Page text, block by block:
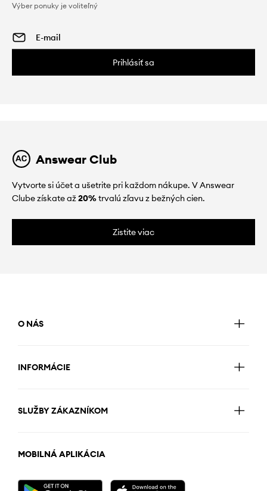
Výber ponuky je voliteľný
Prihlásiť sa
Answear Club
Vytvorte si účet a ušetrite pri každom nákupe. V Answear
Clube získate až20%trvalú zľavu z bežných cien.
Zistite viac
O NÁS
INFORMÁCIE
SLUŽBY ZÁKAZNÍKOM
MOBILNÁ APLIKÁCIA